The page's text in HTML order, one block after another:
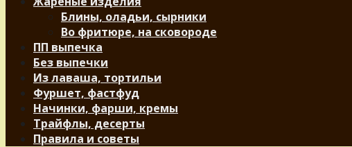
Блины, оладьи, сырники
Во фритюре, на сковороде
ПП выпечка
Без выпечки
Из лаваша, тортильи
Фуршет, фастфуд
Начинки, фарши, кремы
Трайфлы, десерты
Правила и советы